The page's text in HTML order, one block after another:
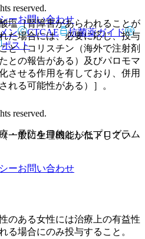
塩［腎障害があらわれることが
た場合には、必要に応じ、投与
と（コリスチン（海外で注射剤
との報告がある）及びパロモマ
させる作用を有しており、併用
れる可能性がある）］。
一般に生理機能が低下してい
のある女性には治療上の有益性
る場合にのみ投与すること。
reserved.
ーお問い合わせ
ン CTCAE
抗菌薬ガイド
ポスト
reserved.
・予防を目的としたプログラム
ーお問い合わせ